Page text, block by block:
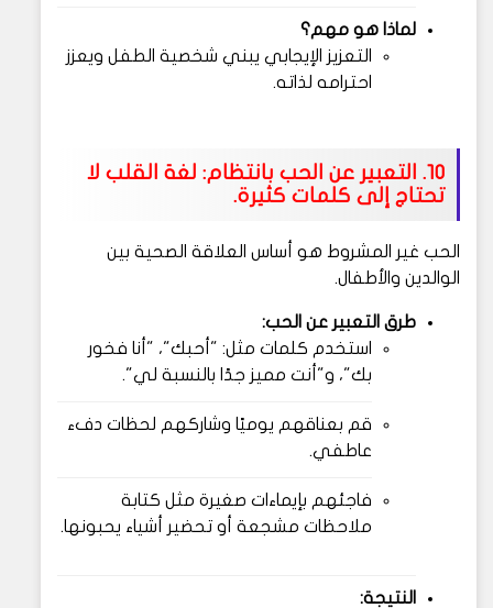
لماذا هو مهم؟
التعزيز الإيجابي يبني شخصية الطفل ويعزز
احترامه لذاته.
10. التعبير عن الحب بانتظام: لغة القلب لا
تحتاج إلى كلمات كثيرة.
الحب غير المشروط هو أساس العلاقة الصحية بين
الوالدين والأطفال.
طرق التعبير عن الحب:
استخدم كلمات مثل: "أحبك"، "أنا فخور
بك"، و"أنت مميز جدًا بالنسبة لي".
قم بعناقهم يوميًا وشاركهم لحظات دفء
عاطفي.
فاجئهم بإيماءات صغيرة مثل كتابة
ملاحظات مشجعة أو تحضير أشياء يحبونها.
النتيجة: